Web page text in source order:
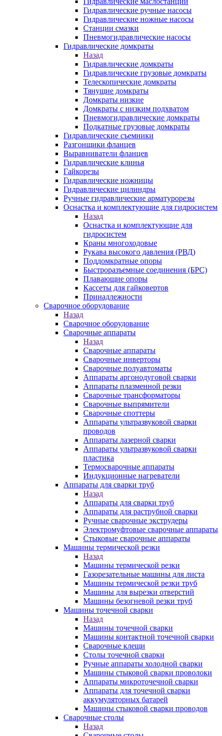
Гидравлические ручные насосы
Гидравлические ножные насосы
Станции смазки
Пневмогидравлические насосы
Гидравлические домкраты
Назад
Гидравлические домкраты
Гидравлические грузовые домкраты
Телескопические домкраты
Тянущие домкраты
Домкраты низкие
Домкраты с низким подхватом
Пневмогидравлические домкраты
Подкатные грузовые домкраты
Гидравлические съемники
Разгонщики фланцев
Выравниватели фланцев
Гидравлические клинья
Гайкорезы
Гидравлические ножницы
Гидравлические цилиндры
Ручные гидравлические арматурорезы
Оснастка и комплектующие для гидросистем
Назад
Оснастка и комплектующие для
гидросистем
Краны многоходовые
Рукава высокого давления (РВД)
Поддомкратные опоры
Быстроразъемные соединения (БРС)
Плавающие опоры
Кассеты для гайковертов
Принадлежности
Сварочное оборудование
Назад
Сварочное оборудование
Сварочные аппараты
Назад
Сварочные аппараты
Сварочные инверторы
Сварочные полуавтоматы
Аппараты аргонодуговой сварки
Аппараты плазменной резки
Сварочные трансформаторы
Сварочные выпрямители
Сварочные споттеры
Аппараты ультразвуковой сварки
проводов
Аппараты лазерной сварки
Аппараты ультразвуковой сварки
пластика
Термосварочные аппараты
Индукционные нагреватели
Аппараты для сварки труб
Назад
Аппараты для сварки труб
Аппараты для раструбной сварки
Ручные сварочные экструдеры
Электромуфтовые сварочные аппараты
Стыковые сварочные аппараты
Машины термической резки
Назад
Машины термической резки
Газорезательные машины для листа
Машины термической резки труб
Машины для вырезки отверстий
Машины безогневой резки труб
Машины точечной сварки
Назад
Машины точечной сварки
Машины контактной точечной сварки
Сварочные клещи
Столы точечной сварки
Ручные аппараты холодной сварки
Машины стыковой сварки проволоки
Аппараты микроточечной сварки
Аппараты для точечной сварки
аккумуляторных батарей
Машины стыковой сварки проводов
Сварочные столы
Назад